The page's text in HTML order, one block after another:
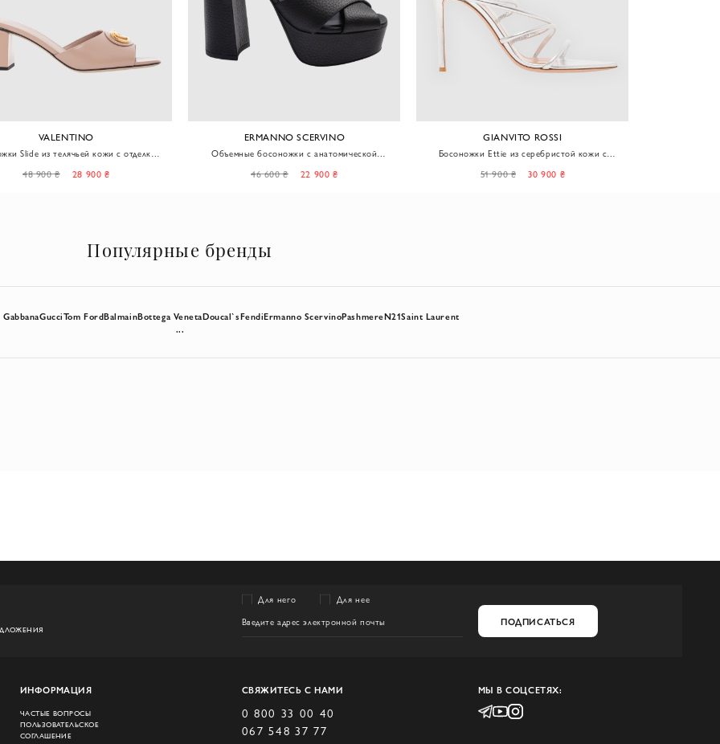
VALENTINO
Slide из телячьей кожи с отделкой
48 900 ₴ 28 900 ₴
ERMANNO SCERVINO
Объемные босоножки с анатомической
46 600 ₴ 22 900 ₴
GIANVITO ROSSI
Босоножки Ettie из серебристой кожи с
51 900 ₴ 30 900 ₴
Популярные бренды
GucciTom FordBalmainBottega VenetaDoucal`sFendiErmanno ScervinoPashmereN21Saint Laurent
...
Для него
Для нее
ПОДПИСАТЬСЯ
ИНФОРМАЦИЯ
ЧАСТЫЕ ВОПРОСЫ
ПОЛЬЗОВАТЕЛЬСКОЕ
СОГЛАШЕНИЕ
СВЯЖИТЕСЬ С НАМИ
0 800 33 00 40
067 548 37 77
МЫ В СОЦСЕТЯХ: